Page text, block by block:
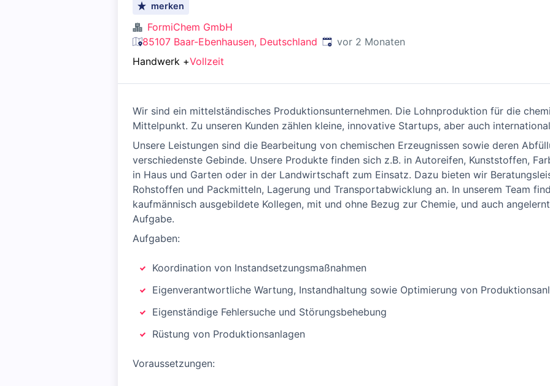
merken
FormiChem GmbH
85107 Baar-Ebenhausen, Deutschland Veröffentlicht:
vor 2 Monaten
Handwerk +Vollzeit
Wir sind ein mittelständisches Produktionsunternehmen. Die Lohnproduktion für die
Mittelpunkt. Zu unseren Kunden zählen kleine, innovative Startups, aber auch
Unsere Leistungen sind die Bearbeitung von chemischen Erzeugnissen sowie deren
verschiedenste Gebinde. Unsere Produkte finden sich z.B. in Autoreifen, Kunststoffen,
in Haus und Garten oder in der Landwirtschaft zum Einsatz. Dazu bieten wir
Rohstoffen und Packmitteln, Lagerung und Transportabwicklung an. In unserem Team
kaufmännisch ausgebildete Kollegen, mit und ohne Bezug zur Chemie, und auch
Aufgabe.
Aufgaben:
Koordination von Instandsetzungsmaßnahmen
Eigenverantwortliche Wartung, Instandhaltung sowie Optimierung von
Eigenständige Fehlersuche und Störungsbehebung
Rüstung von Produktionsanlagen
Voraussetzungen: